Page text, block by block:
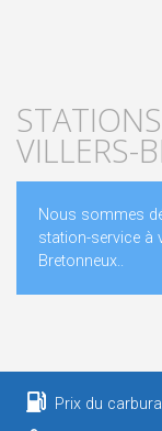
VILLERS-
Nous sommes
station-service à
Bretonneux..
Prix du